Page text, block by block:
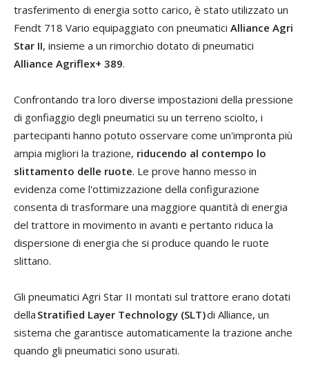
trasferimento di energia sotto carico, è stato utilizzato un
Fendt 718 Vario equipaggiato con pneumatici Alliance Agri
Star II, insieme a un rimorchio dotato di pneumatici
Alliance Agriflex+ 389.
Confrontando tra loro diverse impostazioni della pressione
di gonfiaggio degli pneumatici su un terreno sciolto, i
partecipanti hanno potuto osservare come un'impronta più
ampia migliori la trazione, riducendo al contempo lo
slittamento delle ruote. Le prove hanno messo in
evidenza come l'ottimizzazione della configurazione
consenta di trasformare una maggiore quantità di energia
del trattore in movimento in avanti e pertanto riduca la
dispersione di energia che si produce quando le ruote
slittano.
Gli pneumatici Agri Star II montati sul trattore erano dotati
della Stratified Layer Technology (SLT)di Alliance, un
sistema che garantisce automaticamente la trazione anche
quando gli pneumatici sono usurati.